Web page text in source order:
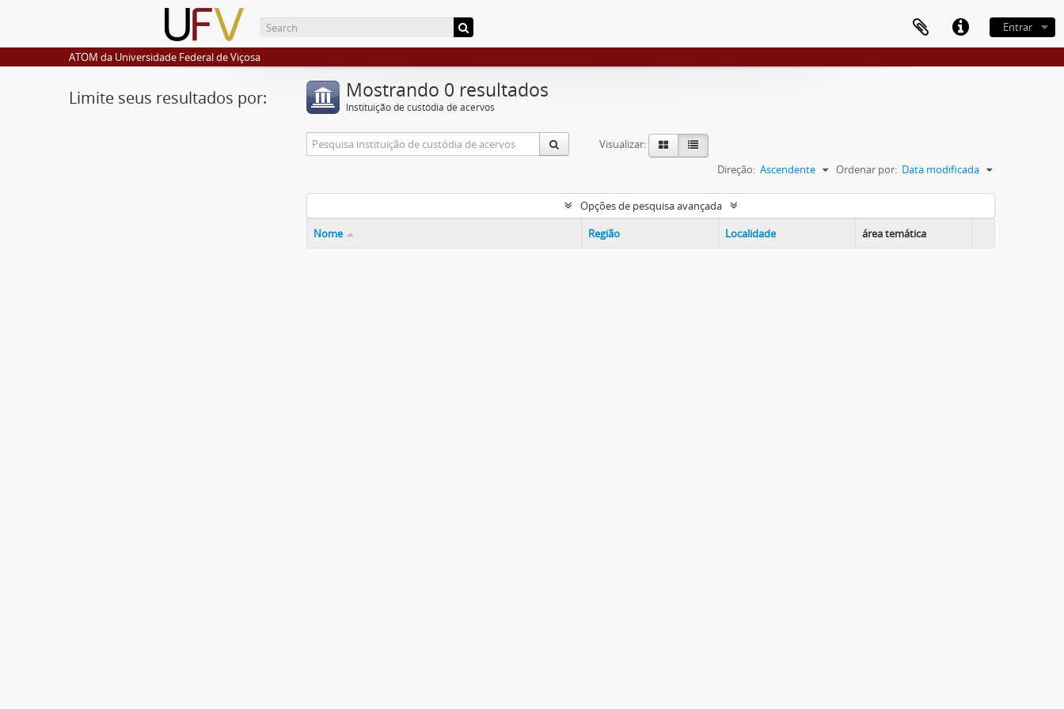
Entrar
ATOM da Universidade Federal de Viçosa
Limite seus resultados por: Mostrando 0 resultados
Instituição de custódia de acervos
Visualizar:
Ordenar por: Data modificada
Direção: Ascendente
Opções de pesquisa avançada
Nome
Região Localidade área temática